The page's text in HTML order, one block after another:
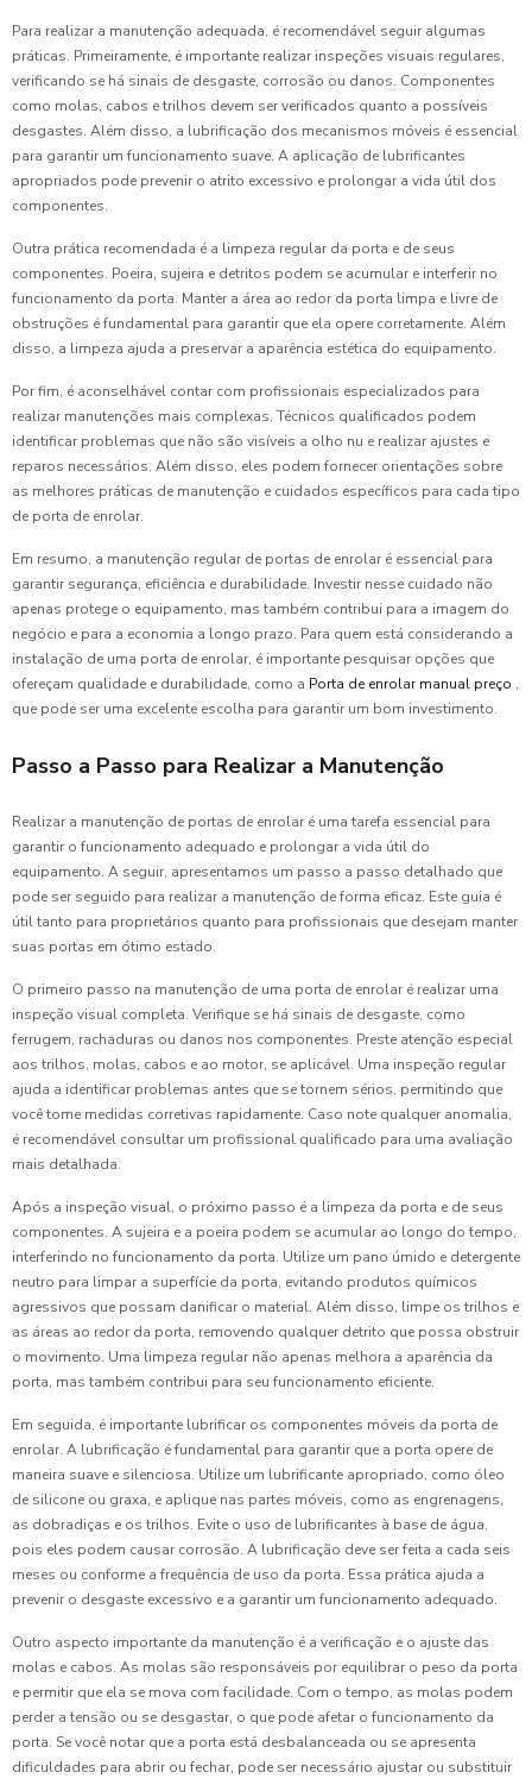
Para realizar a manutenção adequada, é recomendável seguir algumas
práticas. Primeiramente, é importante realizar inspeções visuais regulares,
verificando se há sinais de desgaste, corrosão ou danos. Componentes
como molas, cabos e trilhos devem ser verificados quanto a possíveis
desgastes. Além disso, a lubrificação dos mecanismos móveis é essencial
para garantir um funcionamento suave. A aplicação de lubrificantes
apropriados pode prevenir o atrito excessivo e prolongar a vida útil dos
componentes.
Outra prática recomendada é a limpeza regular da porta e de seus
componentes. Poeira, sujeira e detritos podem se acumular e interferir no
funcionamento da porta. Manter a área ao redor da porta limpa e livre de
obstruções é fundamental para garantir que ela opere corretamente. Além
disso, a limpeza ajuda a preservar a aparência estética do equipamento.
Por fim, é aconselhável contar com profissionais especializados para
realizar manutenções mais complexas. Técnicos qualificados podem
identificar problemas que não são visíveis a olho nu e realizar ajustes e
reparos necessários. Além disso, eles podem fornecer orientações sobre
as melhores práticas de manutenção e cuidados específicos para cada tipo
de porta de enrolar.
Em resumo, a manutenção regular de portas de enrolar é essencial para
garantir segurança, eficiência e durabilidade. Investir nesse cuidado não
apenas protege o equipamento, mas também contribui para a imagem do
negócio e para a economia a longo prazo. Para quem está considerando a
instalação de uma porta de enrolar, é importante pesquisar opções que
ofereçam qualidade e durabilidade, como a Porta de enrolar manual preço ,
que pode ser uma excelente escolha para garantir um bom investimento.
Passo a Passo para Realizar a Manutenção
Realizar a manutenção de portas de enrolar é uma tarefa essencial para
garantir o funcionamento adequado e prolongar a vida útil do
equipamento. A seguir, apresentamos um passo a passo detalhado que
pode ser seguido para realizar a manutenção de forma eficaz. Este guia é
útil tanto para proprietários quanto para profissionais que desejam manter
suas portas em ótimo estado.
O primeiro passo na manutenção de uma porta de enrolar é realizar uma
inspeção visual completa. Verifique se há sinais de desgaste, como
ferrugem, rachaduras ou danos nos componentes. Preste atenção especial
aos trilhos, molas, cabos e ao motor, se aplicável. Uma inspeção regular
ajuda a identificar problemas antes que se tornem sérios, permitindo que
você tome medidas corretivas rapidamente. Caso note qualquer anomalia,
é recomendável consultar um profissional qualificado para uma avaliação
mais detalhada.
Após a inspeção visual, o próximo passo é a limpeza da porta e de seus
componentes. A sujeira e a poeira podem se acumular ao longo do tempo,
interferindo no funcionamento da porta. Utilize um pano úmido e detergente
neutro para limpar a superfície da porta, evitando produtos químicos
agressivos que possam danificar o material. Além disso, limpe os trilhos e
as áreas ao redor da porta, removendo qualquer detrito que possa obstruir
o movimento. Uma limpeza regular não apenas melhora a aparência da
porta, mas também contribui para seu funcionamento eficiente.
Em seguida, é importante lubrificar os componentes móveis da porta de
enrolar. A lubrificação é fundamental para garantir que a porta opere de
maneira suave e silenciosa. Utilize um lubrificante apropriado, como óleo
de silicone ou graxa, e aplique nas partes móveis, como as engrenagens,
as dobradiças e os trilhos. Evite o uso de lubrificantes à base de água,
pois eles podem causar corrosão. A lubrificação deve ser feita a cada seis
meses ou conforme a frequência de uso da porta. Essa prática ajuda a
prevenir o desgaste excessivo e a garantir um funcionamento adequado.
Outro aspecto importante da manutenção é a verificação e o ajuste das
molas e cabos. As molas são responsáveis por equilibrar o peso da porta
e permitir que ela se mova com facilidade. Com o tempo, as molas podem
perder a tensão ou se desgastar, o que pode afetar o funcionamento da
porta. Se você notar que a porta está desbalanceada ou se apresenta
dificuldades para abrir ou fechar, pode ser necessário ajustar ou substituir